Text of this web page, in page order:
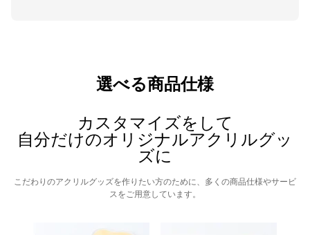
選べる商品仕様
カスタマイズをして
自分だけのオリジナルアクリルグッ
ズに
こだわりのアクリルグッズを作りたい方のために、多くの商品仕様やサービ
スをご用意しています。